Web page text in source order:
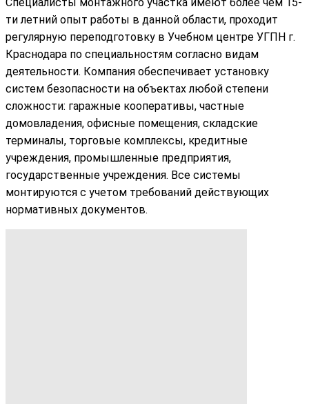
ти летний опыт работы в данной области, проходит
регулярную переподготовку в Учебном центре УГПН г.
Краснодара по специальностям согласно видам
деятельности. Компания обеспечивает установку
систем безопасности на объектах любой степени
сложности: гаражные кооперативы, частные
домовладения, офисные помещения, складские
терминалы, торговые комплексы, кредитные
учреждения, промышленные предприятия,
государственные учреждения. Все системы
монтируются с учетом требований действующих
нормативных документов.